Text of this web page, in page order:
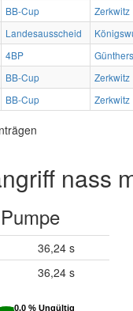
BB-Cup Zerkwitz
Landesausscheid
4BP
BB-Cup Zerkwitz
BB-Cup Zerkwitz
nass
36,24 s
36,24 s
0.0 % Ungültig
0.0 % Ungültig